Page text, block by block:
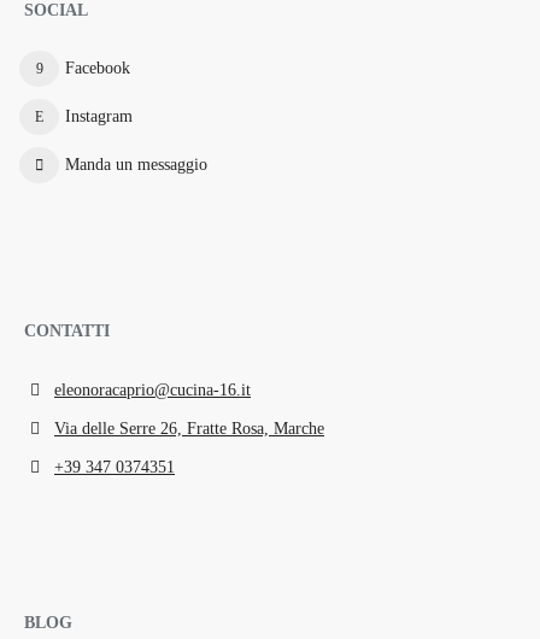
SOCIAL
Facebook
Instagram
Manda un messaggio
CONTATTI
eleonoracaprio@cucina-16.it
Via delle Serre 26, Fratte Rosa, Marche
+39 347 0374351
BLOG